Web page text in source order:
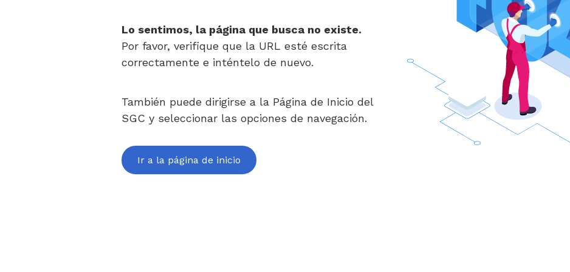
Lo sentimos, la página que busca no existe.
Por favor, verifique que la URL esté escrita
correctamente e inténtelo de nuevo.
También puede dirigirse a la Página de Inicio del
SGC y seleccionar las opciones de navegación.
Ir a la página de inicio